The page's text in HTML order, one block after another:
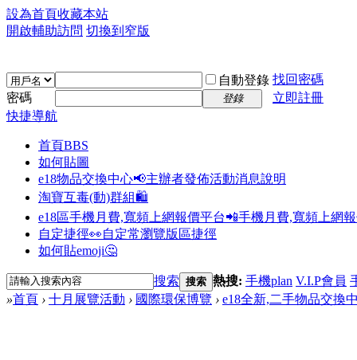
設為首頁收藏本站
開啟輔助訪問 切換到窄版
自動登錄 找回密碼
密碼
登錄
立即註冊
快捷導航
首頁BBS
如何貼圖
e18物品交換中心📢主辦者發佈活動消息說明
淘寶互毒(動)群組🛍️
e18區手機月費,寬頻上網報價平台📲手機月費,寬頻上網
自定捷徑👀自定常瀏覽版區捷徑
如何貼emoji🤔
搜索 搜索 熱搜: 手機plan V.I.P會員
»首頁 › 十月展覽活動 › 國際環保博覽 › e18全新,二手物品交換